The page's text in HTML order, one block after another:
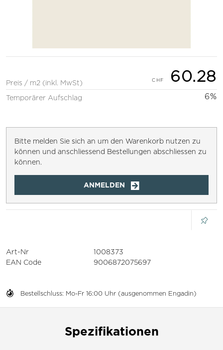
Preis / m2 (inkl. MwSt) 60.28
Temporärer Aufschlag 6%
Bitte melden Sie sich an um den Warenkorb nutzen zu
können und anschliessend Bestellungen abschliessen zu
können.
ANMELDEN
Bestellschluss: Mo-Fr 16:00 Uhr (ausgenommen Engadin)
Art-Nr
1008373
EAN Code
9006872075697
Spezifikationen